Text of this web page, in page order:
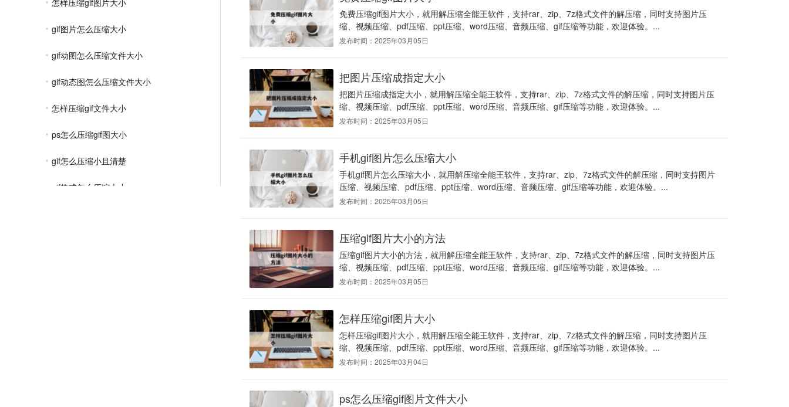
怎样压缩gif图片大小
gif图片怎么压缩大小
gif动图怎么压缩文件大小
gif动态图怎么压缩文件大小
怎样压缩gif文件大小
ps怎么压缩gif图大小
gif怎么压缩小且清楚
gif格式怎么压缩大小
免费压缩gif图片大小，就用解压缩全能王软件，支持rar、zip、7z格式文件的解压缩，同时支持图片压
缩、视频压缩、pdf压缩、ppt压缩、word压缩、音频压缩、gif压缩等功能，欢迎体验。...
发布时间：2025年03月05日
把图片压缩成指定大小
把图片压缩成指定大小，就用解压缩全能王软件，支持rar、zip、7z格式文件的解压缩，同时支持图片压
缩、视频压缩、pdf压缩、ppt压缩、word压缩、音频压缩、gif压缩等功能，欢迎体验。...
发布时间：2025年03月05日
手机gif图片怎么压缩大小
手机gif图片怎么压缩大小，就用解压缩全能王软件，支持rar、zip、7z格式文件的解压缩，同时支持图片
压缩、视频压缩、pdf压缩、ppt压缩、word压缩、音频压缩、gif压缩等功能，欢迎体验。...
发布时间：2025年03月05日
压缩gif图片大小的方法
压缩gif图片大小的方法，就用解压缩全能王软件，支持rar、zip、7z格式文件的解压缩，同时支持图片压
缩、视频压缩、pdf压缩、ppt压缩、word压缩、音频压缩、gif压缩等功能，欢迎体验。...
发布时间：2025年03月05日
怎样压缩gif图片大小
怎样压缩gif图片大小，就用解压缩全能王软件，支持rar、zip、7z格式文件的解压缩，同时支持图片压
缩、视频压缩、pdf压缩、ppt压缩、word压缩、音频压缩、gif压缩等功能，欢迎体验。...
发布时间：2025年03月04日
ps怎么压缩gif图片文件大小